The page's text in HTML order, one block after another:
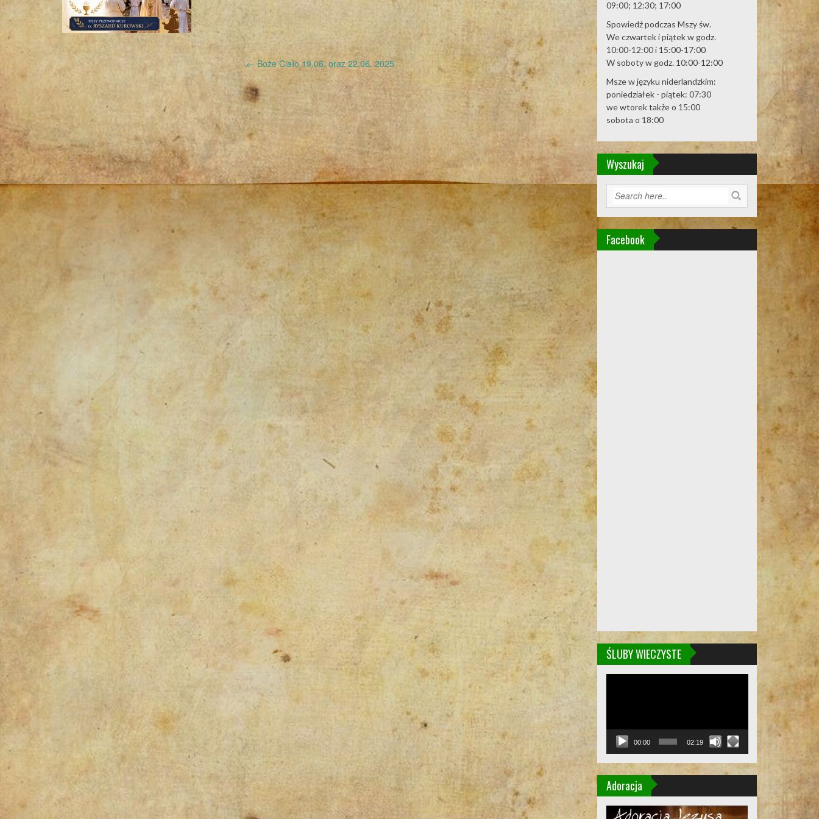
Post
navigation
← Boże Ciało 19.06. oraz 22.06. 2025
09:00; 12:30; 17:00
Spowiedź podczas Mszy św.
We czwartek i piątek w godz.
10:00-12:00 i 15:00-17:00
W soboty w godz. 10:00-12:00
Msze w języku niderlandzkim:
poniedziałek - piątek: 07:30
we wtorek także o 15:00
sobota o 18:00
Wyszukaj
Facebook
ŚLUBY WIECZYSTE
00:00 02:19
Adoracja